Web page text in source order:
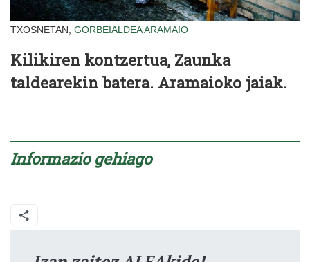
TXOSNETAN, GORBEIALDEAARAMAIO
Kilikiren kontzertua, Zaunka
taldearekin batera. Aramaioko jaiak.
Informazio gehiago